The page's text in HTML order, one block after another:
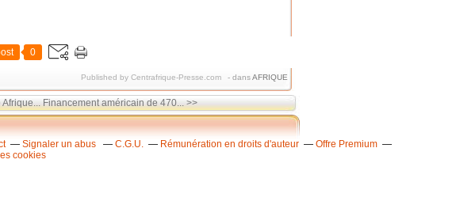
0
Published by Centrafrique-Presse.com - dansAFRIQUE
Financement américain de 470... >>
Signaler un abus C.G.U. Rémunération en droits d'auteur
Offre Premium
cookies